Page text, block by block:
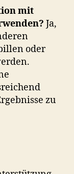
mit
Ja,
oder
zu